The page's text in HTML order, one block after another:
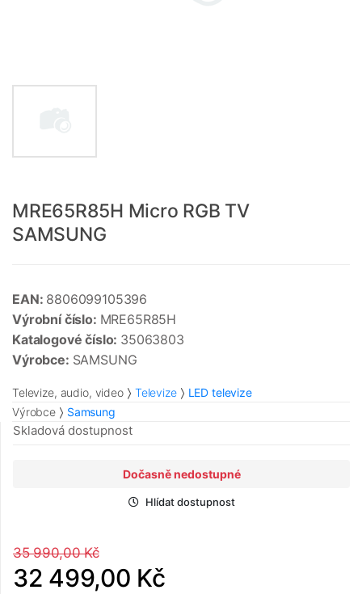
MRE65R85H Micro RGB TV
SAMSUNG
EAN: 8806099105396
Výrobní číslo: MRE65R85H
Katalogové číslo: 35063803
Výrobce: SAMSUNG
Televize, audio, video Televize
LED televize
Výrobce
Samsung
Skladová dostupnost
Dočasně nedostupné
Hlídat dostupnost
35 990,00 Kč
32 499,00 Kč